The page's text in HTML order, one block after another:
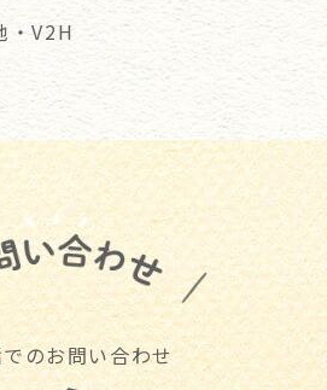
・V2H
のお問い合わせ